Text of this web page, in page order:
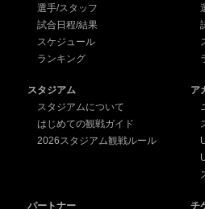
選手/スタッフ
試合日程/結果
スケジュール
ランキング
スタジアム
スタジアムについて
はじめての観戦ガイド
2026スタジアム観戦ルール
ア
パートナー チ